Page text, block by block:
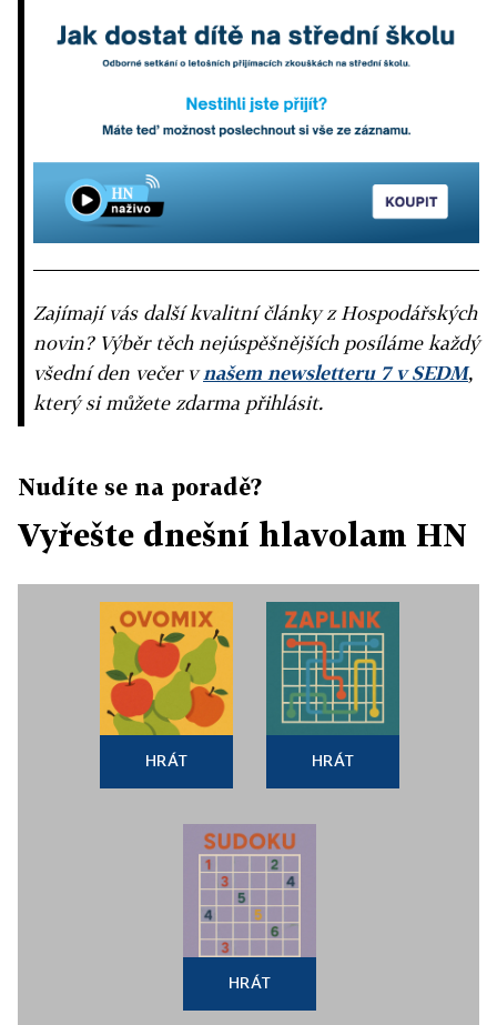
Zajímají vás další kvalitní články z Hospodářských
novin? Výběr těch nejúspěšnějších posíláme každý
všední den večer vnašem newsletteru 7 v SEDM,
který si můžete zdarma přihlásit.
Nudíte se na poradě?
Vyřešte dnešní hlavolam HN
HRÁT HRÁT
HRÁT